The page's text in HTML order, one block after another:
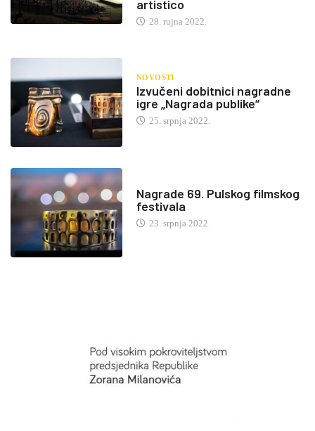
artistico
28. rujna 2022.
NOVOSTI
Izvučeni dobitnici nagradne
igre „Nagrada publike“
25. srpnja 2022.
Nagrade 69. Pulskog filmskog
festivala
23. srpnja 2022.